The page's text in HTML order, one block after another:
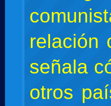
relación
señala
otros